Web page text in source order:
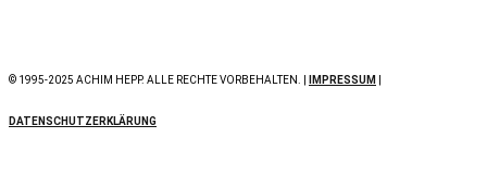
© 1995-2025 ACHIM HEPP. ALLE RECHTE VORBEHALTEN. | IMPRESSUM
DATENSCHUTZERKLÄRUNG